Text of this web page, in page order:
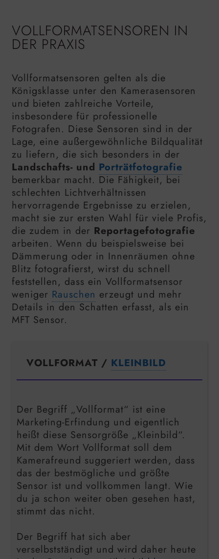
VOLLFORMATSENSOREN IN
DER PRAXIS
Vollformatsensoren gelten als die
Königsklasse unter den Kamerasensoren
und bieten zahlreiche Vorteile,
insbesondere für professionelle
Fotografen. Diese Sensoren sind in der
Lage, eine außergewöhnliche Bildqualität
zu liefern, die sich besonders in der
Landschafts- und Porträtfotografie
bemerkbar macht. Die Fähigkeit, bei
schlechten Lichtverhältnissen
hervorragende Ergebnisse zu erzielen,
macht sie zur ersten Wahl für viele Profis,
die zudem in der Reportagefotografie
arbeiten. Wenn du beispielsweise bei
Dämmerung oder in Innenräumen ohne
Blitz fotografierst, wirst du schnell
feststellen, dass ein Vollformatsensor
weniger Rauschen erzeugt und mehr
Details in den Schatten erfasst, als ein
MFT Sensor.
VOLLFORMAT / KLEINBILD
Der Begriff „Vollformat“ ist eine
Marketing-Erfindung und eigentlich
heißt diese Sensorgröße „Kleinbild“.
Mit dem Wort Vollformat soll dem
Kamerafreund suggeriert werden, dass
das der bestmögliche und größte
Sensor ist und vollkommen langt. Wie
du ja schon weiter oben gesehen hast,
stimmt das nicht.
Der Begriff hat sich aber
verselbstständigt und wird daher heute